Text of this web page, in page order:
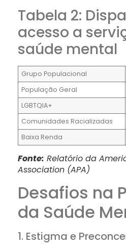
Tabela 2:
acesso a
saúde mental
Grupo Populacional
População Geral
LGBTQIA+
Comunidades Racializadas
Baixa Renda
Fonte: Relatório da
Association (APA)
Desafios na
da Saúde
1. Estigma e